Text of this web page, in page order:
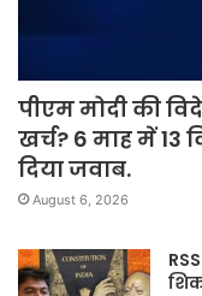
पीएम मोदी की
खर्च? 6 माह में 13
दिया जवाब.
August 6, 2026